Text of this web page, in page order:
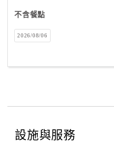
店
作
作
不含餐點
2026/08/06
設施與服務